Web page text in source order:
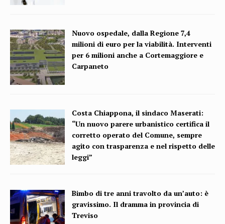
Nuovo ospedale, dalla Regione 7,4
milioni di euro per la viabilità. Interventi
per 6 milioni anche a Cortemaggiore e
Carpaneto
Costa Chiappona, il sindaco Maserati:
“Un nuovo parere urbanistico certifica il
corretto operato del Comune, sempre
agito con trasparenza e nel rispetto delle
leggi”
Bimbo di tre anni travolto da un’auto: è
gravissimo. Il dramma in provincia di
Treviso